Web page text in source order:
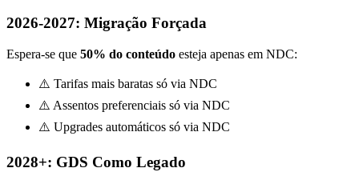
2026-2027: Migração Forçada
Espera-se que 50% do conteúdo esteja apenas em NDC:
⚠️ Tarifas mais baratas só via NDC
⚠️ Assentos preferenciais só via NDC
⚠️ Upgrades automáticos só via NDC
2028+: GDS Como Legado